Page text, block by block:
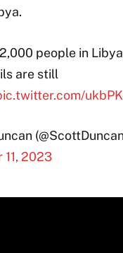
people in
are still
2023